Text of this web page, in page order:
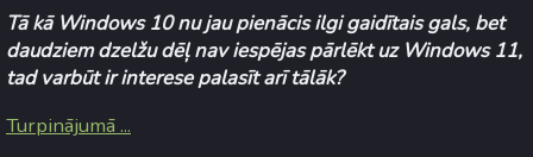
Tā kā Windows 10 nu jau pienācis ilgi gaidītais gals, bet
daudziem dzelžu dēļ nav iespējas pārlēkt uz Windows 11,
tad varbūt ir interese palasīt arī tālāk?
Turpinājumā ...